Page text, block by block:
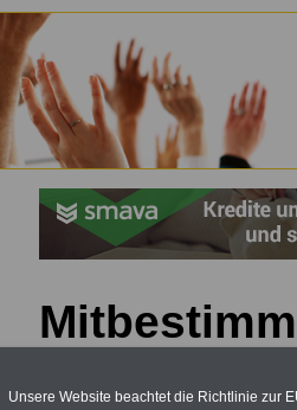
Unsere Website beachtet die Richtlinie zur